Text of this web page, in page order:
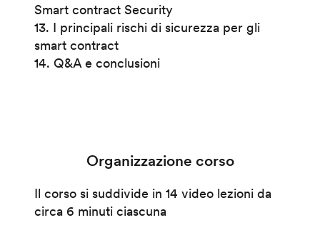
Smart contract Security
13. I principali rischi di sicurezza per gli
smart contract
14. Q&A e conclusioni
Organizzazione corso
Il corso si suddivide in 14 video lezioni da
circa 6 minuti ciascuna